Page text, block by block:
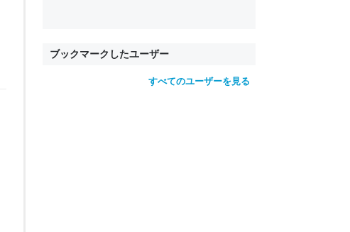
ブックマークしたユーザー
すべてのユーザーを見る